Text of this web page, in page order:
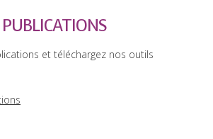
PUBLICATIONS
et téléchargez nos outils